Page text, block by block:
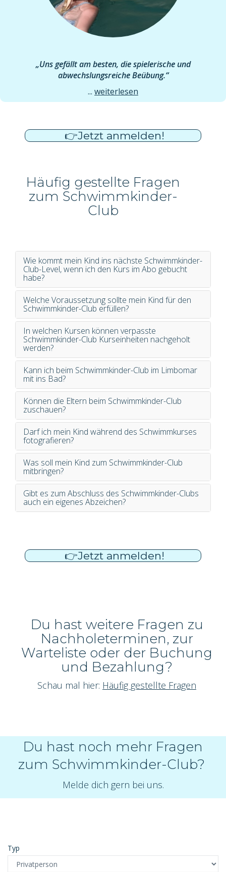
„Uns gefällt am besten, die spielerische und
abwechslungsreiche Beübung.“
... weiterlesen
👉Jetzt anmelden!
Häufig gestellte Fragen
zum Schwimmkinder-
Club
Wie kommt mein Kind ins nächste Schwimmkinder-
Club-Level, wenn ich den Kurs im Abo gebucht
habe?
Welche Voraussetzung sollte mein Kind für den
Schwimmkinder-Club erfüllen?
In welchen Kursen können verpasste
Schwimmkinder-Club Kurseinheiten nachgeholt
werden?
Kann ich beim Schwimmkinder-Club im Limbomar
mit ins Bad?
Können die Eltern beim Schwimmkinder-Club
zuschauen?
Darf ich mein Kind während des Schwimmkurses
fotografieren?
Was soll mein Kind zum Schwimmkinder-Club
mitbringen?
Gibt es zum Abschluss des Schwimmkinder-Clubs
auch ein eigenes Abzeichen?
👉Jetzt anmelden!
Du hast weitere Fragen zu
Nachholeterminen, zur
Warteliste oder der Buchung
und Bezahlung?
Schau mal hier: Häufig gestellte Fragen
Du hast noch mehr Fragen
zum Schwimmkinder-Club?
Melde dich gern bei uns.
Typ